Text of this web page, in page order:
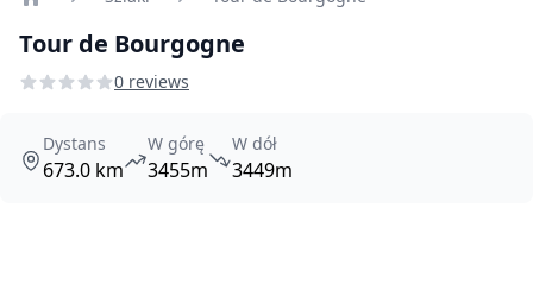
Tour de Bourgogne
0 reviews
Dystans
673.0 km
W górę
3455m
W dół
3449m